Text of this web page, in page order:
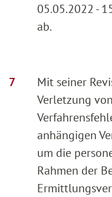
05.05.2022 -
ab.
Mit seiner
Verletzung
anhängigen
um die
Rahmen der